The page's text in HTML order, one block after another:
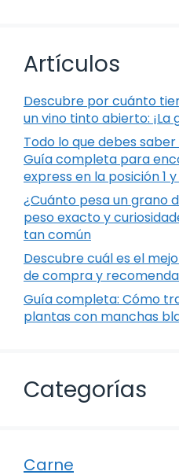
Artículos
Descubre por cuánto
un vino tinto abierto: ¡La
Todo lo que debes
Guía completa para
express en la posición 1 y
¿Cuánto pesa un grano
peso exacto y
tan común
Descubre cuál es el
de compra y
Guía completa: Cómo
plantas con manchas
Categorías
Carne